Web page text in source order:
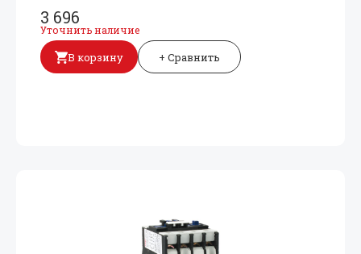
3 696
Уточнить наличие
В корзину + Сравнить